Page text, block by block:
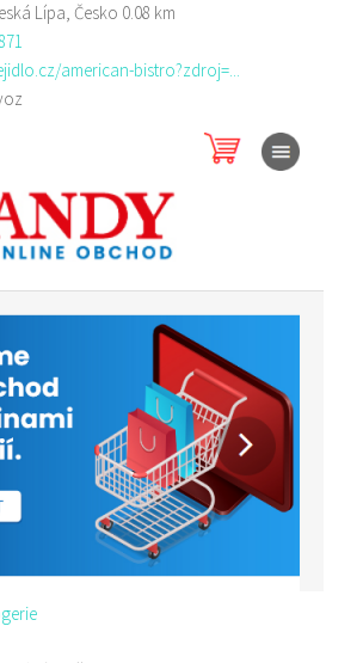
Lípa, Česko 0.08 km
american-bistro?zdroj=...